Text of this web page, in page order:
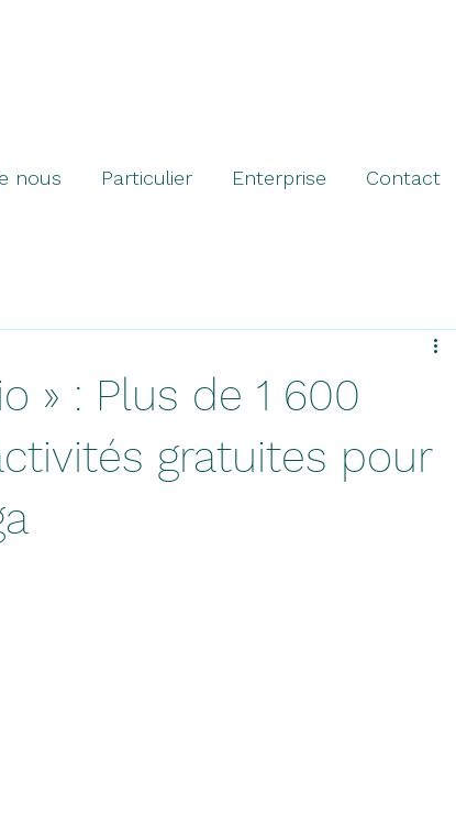
nous Particulier Enterprise Contact
» : Plus de 1 600
gratuites pour